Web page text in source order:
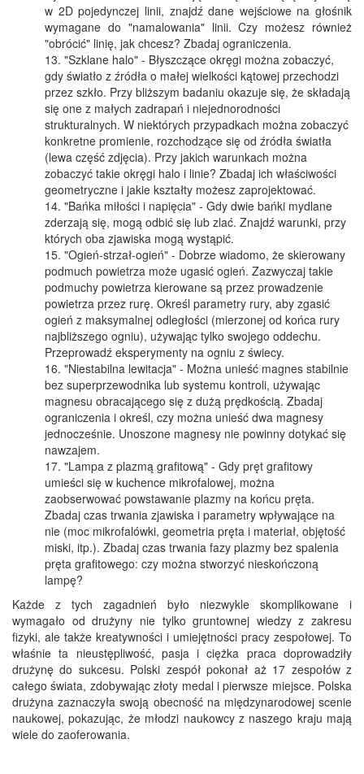
w 2D pojedynczej linii, znajdź dane wejściowe na głośnik
wymagane do "namalowania" linii. Czy możesz również
"obrócić" linię, jak chcesz? Zbadaj ograniczenia.
"Szklane halo" - Błyszczące okręgi można zobaczyć,
gdy światło z źródła o małej wielkości kątowej przechodzi
przez szkło. Przy bliższym badaniu okazuje się, że składają
się one z małych zadrapań i niejednorodności
strukturalnych. W niektórych przypadkach można zobaczyć
konkretne promienie, rozchodzące się od źródła światła
(lewa część zdjęcia). Przy jakich warunkach można
zobaczyć takie okręgi halo i linie? Zbadaj ich właściwości
geometryczne i jakie kształty możesz zaprojektować.
"Bańka miłości i napięcia" - Gdy dwie bańki mydlane
zderzają się, mogą odbić się lub zlać. Znajdź warunki, przy
których oba zjawiska mogą wystąpić.
"Ogień-strzał-ogień" - Dobrze wiadomo, że skierowany
podmuch powietrza może ugasić ogień. Zazwyczaj takie
podmuchy powietrza kierowane są przez prowadzenie
powietrza przez rurę. Określ parametry rury, aby zgasić
ogień z maksymalnej odległości (mierzonej od końca rury
najbliższego ogniu), używając tylko swojego oddechu.
Przeprowadź eksperymenty na ogniu z świecy.
"Niestabilna lewitacja" - Można unieść magnes stabilnie
bez superprzewodnika lub systemu kontroli, używając
magnesu obracającego się z dużą prędkością. Zbadaj
ograniczenia i określ, czy można unieść dwa magnesy
jednocześnie. Unoszone magnesy nie powinny dotykać się
nawzajem.
"Lampa z plazmą grafitową" - Gdy pręt grafitowy
umieści się w kuchence mikrofalowej, można
zaobserwować powstawanie plazmy na końcu pręta.
Zbadaj czas trwania zjawiska i parametry wpływające na
nie (moc mikrofalówki, geometria pręta i materiał, objętość
miski, itp.). Zbadaj czas trwania fazy plazmy bez spalenia
pręta grafitowego: czy można stworzyć nieskończoną
lampę?
Każde z tych zagadnień było niezwykle skomplikowane i
wymagało od drużyny nie tylko gruntownej wiedzy z zakresu
fizyki, ale także kreatywności i umiejętności pracy zespołowej. To
właśnie ta nieustępliwość, pasja i ciężka praca doprowadziły
drużynę do sukcesu. Polski zespół pokonał aż 17 zespołów z
całego świata, zdobywając złoty medal i pierwsze miejsce. Polska
drużyna zaznaczyła swoją obecność na międzynarodowej scenie
naukowej, pokazując, że młodzi naukowcy z naszego kraju mają
wiele do zaoferowania.